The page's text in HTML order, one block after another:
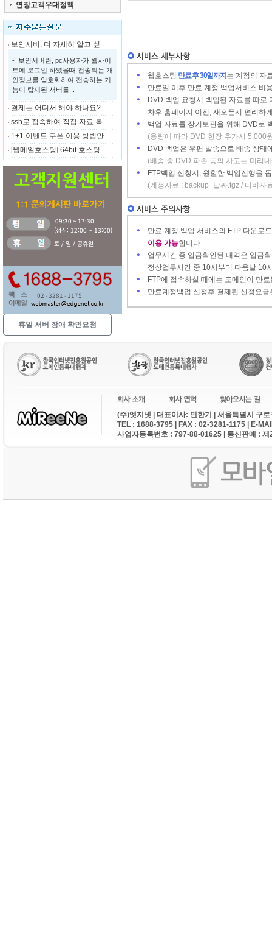
연장고객우대정책
보안서버. 더 자세히 알고 싶
- 보안서버란, pc사용자가 웹사이
트에 로그인 하였을때 전송되는 개
인정보를 암호화하여 전송하는 기
능이 탑재된 서버를...
결제는 어디서 해야 하나요?
ssh로 접속하여 직접 자료 복
1+1 이벤트 쿠폰 이용 방법안
[웹메일호스팅] 64bit 호스팅
휴일 서버 장애 확인요청
웹호스팅 만료 후 30일까지 는 계정의 자
만료일 이후 만료 계정 백업서비스 비
DVD 백업 요청시 백업된 자료를 따로
차후 홈페이지 이전, 재오픈시 편리하
백업 자료를 장기보관을 위해 DVD로
(용량에 따라 DVD 한장 추가시 5,000
DVD 백업은 우편 발송으로 배송 상태
(배송 중 DVD 파손 등의 사고는 미리
FTP백업 신청시, 원할한 백업진행을
(계정자료 : backup_날짜.tgz / 디비자
만료 계정 백업 서비스의 FTP 다운로
이용 가능합니다.
업무시간 중 입금확인된 내역은 입금
정상업무시간 중 10시부터 다음날 10
FTP에 접속하실 때에는 도메인이 만
만료계정백업 신청후 결제된 신청요
(주)엣지넷 | 대표이사: 민한기 | 서울특별시 구
TEL : 1688-3795 | FAX : 02-3281-1175 | E-
사업자등록번호 : 797-88-01625 | 통신판매 :